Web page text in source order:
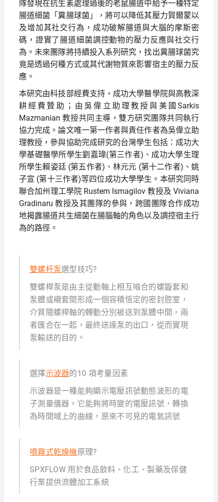
隊發現在抗生素處理過後的老鼠腸道中給予一種特定
腸道細菌「糞腸球菌」，將可以降低其壓力賀爾蒙以
及增加其社交行為，成功破解腸道與大腦的摩斯密
碼，證實了腸道細菌調控動物的壓力反應與社交行
為。未來團隊將持續投入系列研究，找出糞腸球菌究
竟是透過何種方式或其代謝物質來影響宿主的壓力反
應。
本研究由科技部經費支持，成功大學醫學院與高教深
耕經費贊助；由吳偉立助理教授與美國Sarkis
Mazmanian 教授共同主導，雙方研究團隊共同執行
協力完成。論文唯一第一作者與責任作者為吳偉立助
理教授，參與協助完成研究的台灣學生包括：成功大
學基礎醫學所學生劉嘉瑋(第三作者)、成功大學生理
所學生賴姿廷 (第五作者)、林元元 (第十二作者)、姚
子宣 (第十三作者)等四位成功大學學生。本研究同時
聯合加州理工學院 Rustem Ismagilov 教授及 Viviana
Gradinaru 教授及其團隊的參與，跨國團隊合作成功
地揭露腸道共生細菌在腸腦軸的角色以及調控宿主行
為的路徑。
雙螺杆泵選型技巧?
雙螺桿泵是由主從動軸上相互嚙合的螺鏇套和
泵體或襯套間形成一個容積恆定的密封腔室，
介質隨螺桿軸的轉動分別被送到泵體中間，兩
者匯合在一起，最終送達泵的出口，從而實現
泵輸送的目的。
選擇示波器的10 項考量因素
示波器是一種能夠顯示電壓訊號動態波形的電
子測量儀器。它能夠將時變的電壓訊號，轉換
為時間域上的曲線，原來不可見的電氣訊號
噴霧式乾燥機原理?
SPXFLOW 用於食品飲料、化工、製藥及保健
行業提供流體加工系統